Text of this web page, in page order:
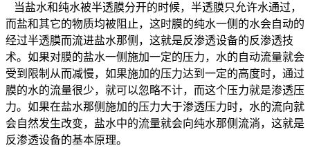
当盐水和纯水被半透膜分开的时候，半透膜只允许水通过，
而盐和其它的物质均被阻止，这时膜的纯水一侧的水会自动的
经过半透膜而流进盐水那侧，这就是反渗透设备的反渗透技
术。如果对膜的盐水一侧施加一定的压力，水的自动流量就会
受到限制从而减慢，如果施加的压力达到一定的高度时，通过
膜的水的流量很少，就可以忽略不计，而这个压力就是渗透压
力。如果在盐水那侧施加的压力大于渗透压力时，水的流向就
会自然发生改变，盐水中的流量就会向纯水那侧流淌，这就是
反渗透设备的基本原理。